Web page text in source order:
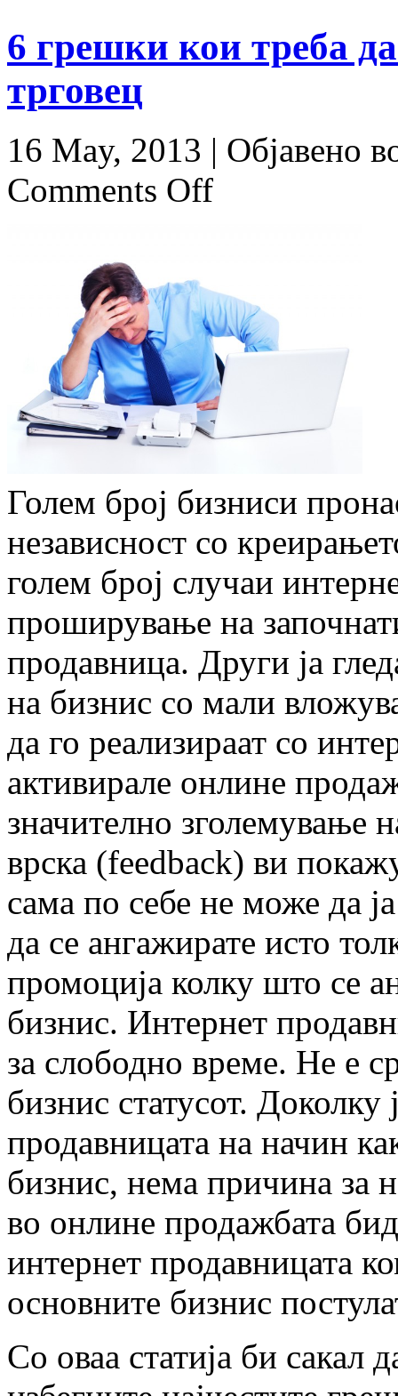
6 грешки кои треба
трговец
16 May, 2013 | Објавено
Comments Off
Голем број бизниси
независност со
голем број случаи
проширување на
продавница. Други ја
на бизнис со мали
да го реализираат со
активирале онлине
значително зголемување
врска (fеedback) ви
сама по себе не може да
да се ангажирате исто
промоција колку што се
бизнис. Интернет
за слободно време. Не е
бизнис статусот. Доколку
продавницата на начин
бизнис, нема причина за
во онлине продажбата
интернет продавницата
основните бизнис
Со оваа статија би сакал